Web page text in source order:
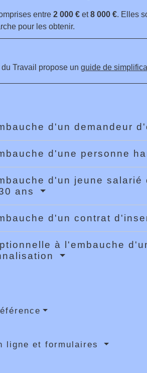
entre 2 000 €et8 000 €. Elles
pour les obtenir.
Travail propose un guide de
d'un demandeur
d'une personne
d'un jeune
ans
d'un contrat
à l'embauche
ligne et formulaires